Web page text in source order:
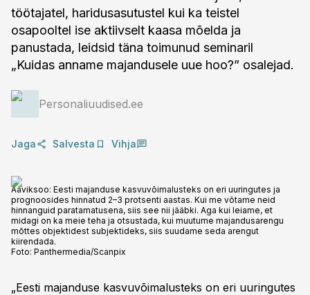
töötajatel, haridusasutustel kui ka teistel
osapooltel ise aktiivselt kaasa mõelda ja
panustada, leidsid täna toimunud seminaril
„Kuidas anname majandusele uue hoo?” osalejad.
Personaliuudised.ee
Jaga Salvesta Vihja
Aaviksoo: Eesti majanduse kasvuvõimalusteks on eri uuringutes ja
prognoosides hinnatud 2–3 protsenti aastas. Kui me võtame neid
hinnanguid paratamatusena, siis see nii jääbki. Aga kui leiame, et
midagi on ka meie teha ja otsustada, kui muutume majandusarengu
mõttes objektidest subjektideks, siis suudame seda arengut
kiirendada.
Foto: Panthermedia/Scanpix
„Eesti majanduse kasvuvõimalusteks on eri uuringutes